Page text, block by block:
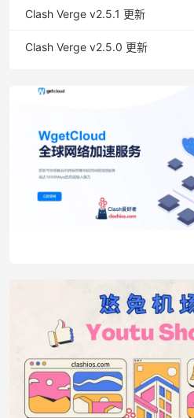
Clash Verge v2.5.1 更新
Clash Verge v2.5.0 更新